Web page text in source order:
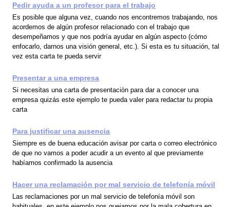
Pedir ayuda a un profesor para el trabajo
Es posible que alguna vez, cuando nos encontremos trabajando, nos
acordemos de algún profesor relacionado con el trabajo que
desempeñamos y que nos podría ayudar en algún aspecto (cómo
enfocarlo, darnos una visión general, etc.). Si esta es tu situación, tal
vez esta carta te pueda servir
Presentar a una empresa
Si necesitas una carta de presentaciòn para dar a conocer una
empresa quizás este ejemplo te pueda valer para redactar tu propia
carta
Para justificar una ausencia
Siempre es de buena educación avisar por carta o correo electrónico
de que no vamos a poder acudir a un evento al que previamente
habíamos confirmado la ausencia
Hacer una reclamación por mal servicio de telefonía móvil
Las reclamaciones por un mal servicio de telefonía móvil son